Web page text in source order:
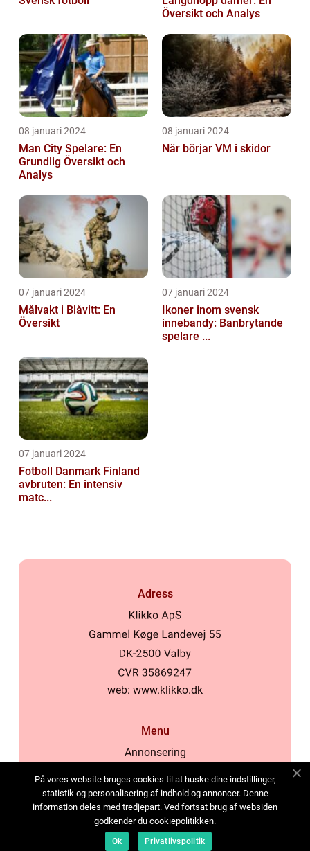
Översikt och Analys
08 januari 2024
Man City Spelare: En
Grundlig Översikt och
Analys
08 januari 2024
När börjar VM i skidor
07 januari 2024
Målvakt i Blåvitt: En
Översikt
07 januari 2024
Ikoner inom svensk
innebandy: Banbrytande
spelare ...
07 januari 2024
Fotboll Danmark Finland
avbruten: En intensiv
matc...
Adress
web: www.klikko.dk
Menu
Annonsering
Cookies
Kontakta oss
Sitemap
På vores website bruges cookies til at huske dine indstillinger,
statistik og personalisering af indhold og annoncer. Denne
information deles med tredjepart. Ved fortsat brug af websiden
godkender du cookiepolitikken.
Ok Privatlivspolitik